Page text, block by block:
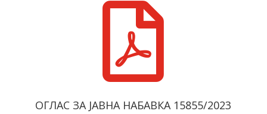

ОГЛАС ЗА ЈАВНА НАБАВКА 15855/2023